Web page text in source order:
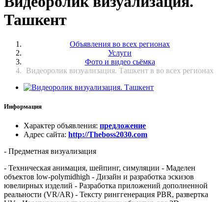
Ташкент
Объявления во всех регионах
Услуги
Фото и видео сьёмка
Видеоролик визуализация. Ташкент в во всех регионах
Информация
Характер объявления: предложение
Адрес сайта: http://Theboss2030.com
- Предметная визуализация
- Техническая анимация, шейпинг, симуляции - Маделен
объектов low-polymidhigh - Дизайн и разработка эскизов
ювелирных изделий - Разработка приложений дополненной
реальности (VR/AR) - Тексту ринггенерация PBR, развертка